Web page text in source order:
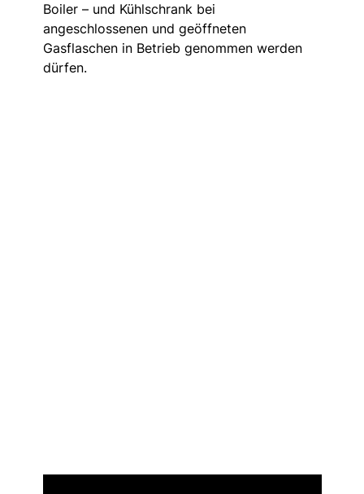
Boiler – und Kühlschrank bei
angeschlossenen und geöffneten
Gasflaschen in Betrieb genommen werden
dürfen.